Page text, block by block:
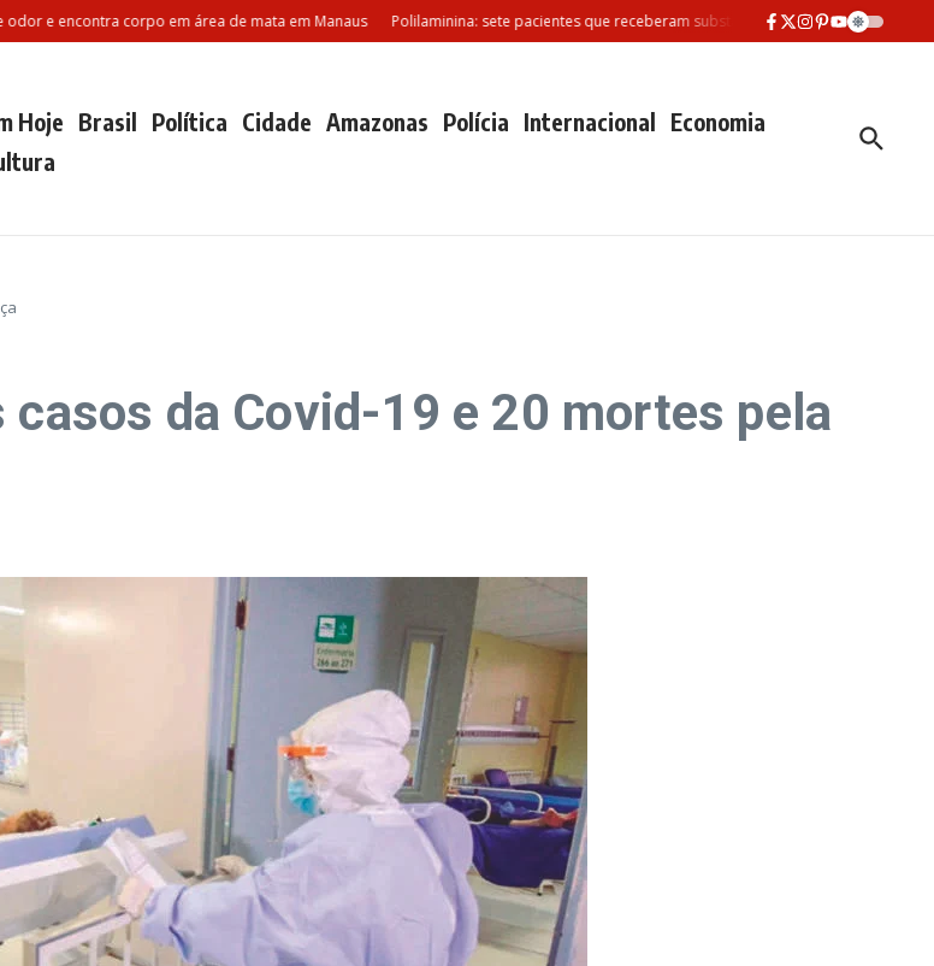
encontra corpo em área de mata em Manaus Polilaminina: sete pacientes que receberam substância morreram desde fevereiro
Hoje Brasil Política Cidade Amazonas Polícia Internacional Economia
da Covid-19 e 20 mortes pela